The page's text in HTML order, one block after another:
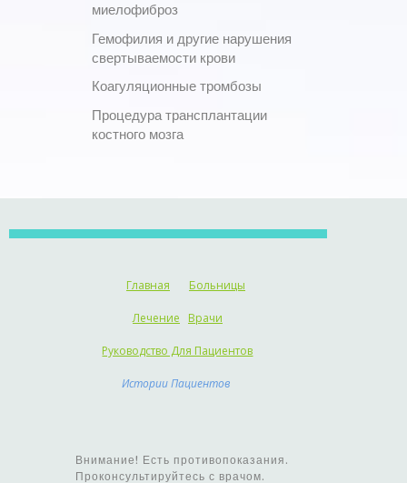
миелофиброз
Гемофилия и другие нарушения
свертываемости крови
Коагуляционные тромбозы
Процедура трансплантации
костного мозга
Главная Больницы
Лечение Врачи
Руководство Для Пациентов
Истории Пациентов
Внимание! Есть противопоказания.
Проконсультируйтесь с врачом.